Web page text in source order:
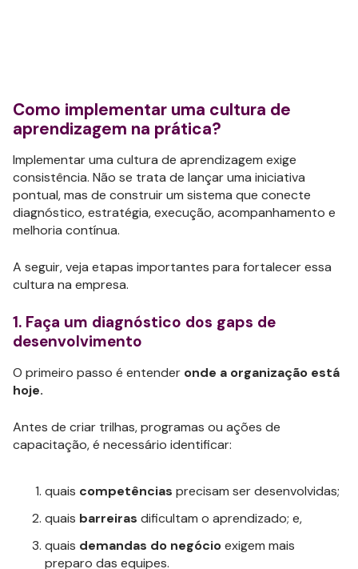
Como implementar uma cultura de
aprendizagem na prática?
Implementar uma cultura de aprendizagem exige
consistência. Não se trata de lançar uma iniciativa
pontual, mas de construir um sistema que conecte
diagnóstico, estratégia, execução, acompanhamento e
melhoria contínua.
A seguir, veja etapas importantes para fortalecer essa
cultura na empresa.
1. Faça um diagnóstico dos gaps de
desenvolvimento
O primeiro passo é entender onde a organização está
hoje.
Antes de criar trilhas, programas ou ações de
capacitação, é necessário identificar:
quais competências precisam ser desenvolvidas;
quais barreiras dificultam o aprendizado; e,
quais demandas do negócioexigem mais
preparo das equipes.